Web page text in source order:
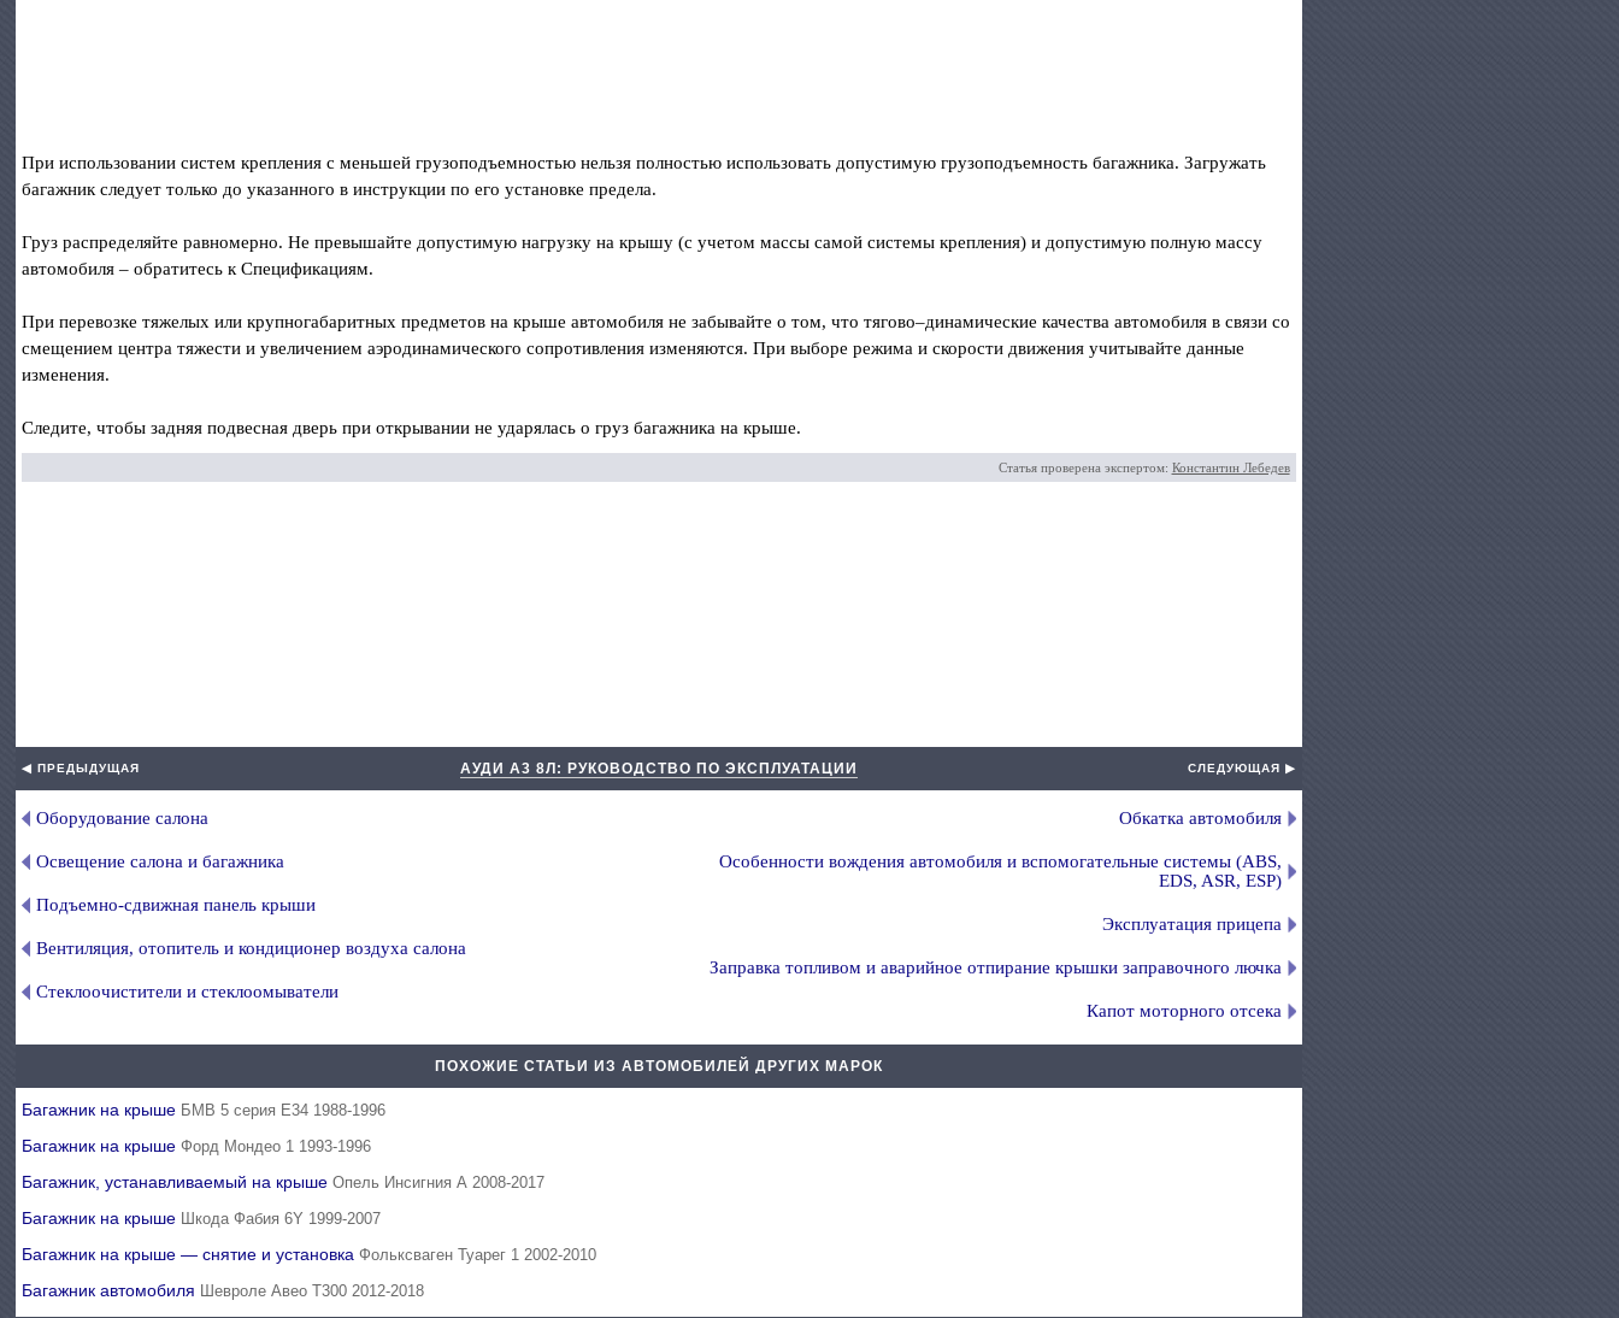
При использовании систем крепления с меньшей грузоподъемностью нельзя полностью использовать допустимую грузоподъемность багажника. Загружать
багажник следует только до указанного в инструкции по его установке предела.
Груз распределяйте равномерно. Не превышайте допустимую нагрузку на крышу (с учетом массы самой системы крепления) и допустимую полную массу
автомобиля – обратитесь к Спецификациям.
При перевозке тяжелых или крупногабаритных предметов на крыше автомобиля не забывайте о том, что тягово–динамические качества автомобиля в связи со
смещением центра тяжести и увеличением аэродинамического сопротивления изменяются. При выборе режима и скорости движения учитывайте данные
изменения.
Следите, чтобы задняя подвесная дверь при открывании не ударялась о груз багажника на крыше.
Статья проверена экспертом: Константин Лебедев
◀ ПРЕДЫДУЩАЯ АУДИ А3 8Л: РУКОВОДСТВО ПО ЭКСПЛУАТАЦИИ СЛЕДУЮЩАЯ ▶
Оборудование салона
Освещение салона и багажника
Подъемно-сдвижная панель крыши
Вентиляция, отопитель и кондиционер воздуха салона
Стеклоочистители и стеклоомыватели
Обкатка автомобиля
Особенности вождения автомобиля и вспомогательные системы (ABS,
EDS, ASR, ESP)
Эксплуатация прицепа
Заправка топливом и аварийное отпирание крышки заправочного лючка
Капот моторного отсека
ПОХОЖИЕ СТАТЬИ ИЗ АВТОМОБИЛЕЙ ДРУГИХ МАРОК
Багажник на крыше БМВ 5 серия Е34 1988-1996
Багажник на крышеФорд Мондео 1 1993-1996
Багажник, устанавливаемый на крышеОпель Инсигния А 2008-2017
Багажник на крыше Шкода Фабия 6Y 1999-2007
Багажник на крыше — снятие и установкаФольксваген Туарег 1 2002-2010
Багажник автомобиля Шевроле Авео Т300 2012-2018